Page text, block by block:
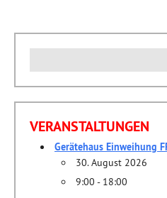
nach:
VERANSTALTUNGEN
Gerätehaus Einweihung
30. August 2026
9:00 - 18:00